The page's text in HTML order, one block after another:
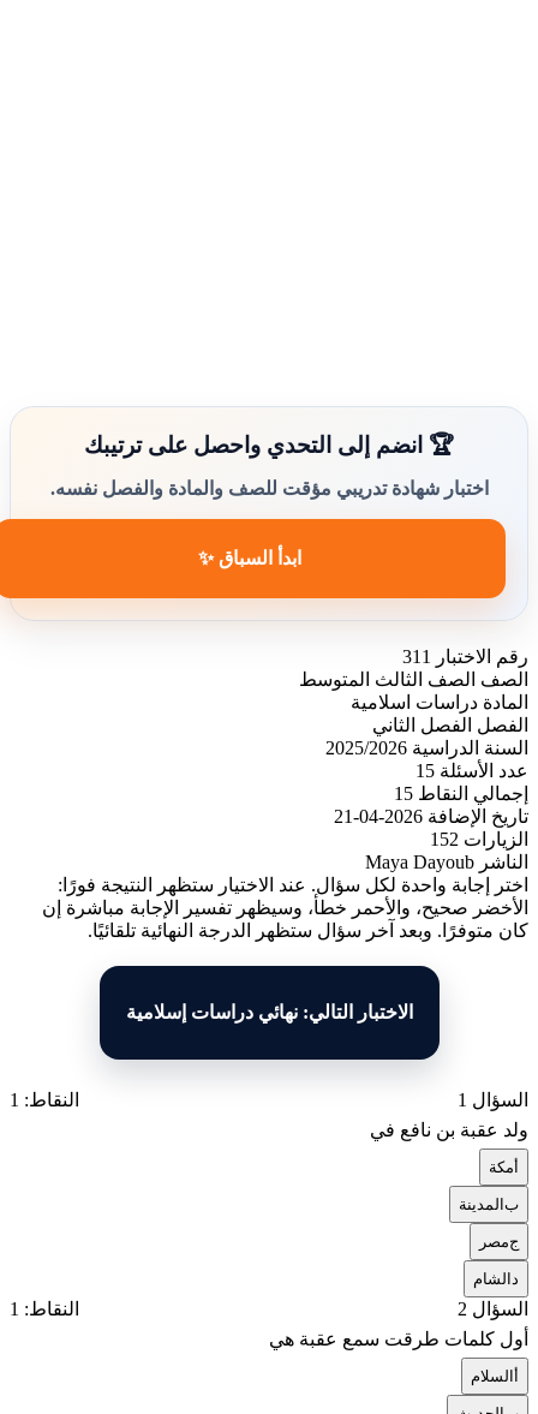
🏆 انضم إلى التحدي واحصل على ترتيبك
اختبار شهادة تدريبي مؤقت للصف والمادة والفصل نفسه.
ابدأ السباق ✨
رقم الاختبار
311
الصف
الصف الثالث المتوسط
المادة دراسات اسلامية
الفصل
الفصل الثاني
السنة الدراسية 2025/2026
عدد الأسئلة 15
إجمالي النقاط 15
تاريخ الإضافة 2026-04-21
الزيارات 152
الناشر Maya Dayoub
اختر إجابة واحدة لكل سؤال. عند الاختيار ستظهر النتيجة فورًا:
الأخضر صحيح، والأحمر خطأ، وسيظهر تفسير الإجابة مباشرة إن
كان متوفرًا. وبعد آخر سؤال ستظهر الدرجة النهائية تلقائيًا.
الاختبار التالي: نهائي دراسات إسلامية
السؤال 1
النقاط: 1
ولد عقبة بن نافع في
مكة
بالمدينة
جمصر
الشام
السؤال 2
النقاط: 1
أول كلمات طرقت سمع عقبة هي
السلام